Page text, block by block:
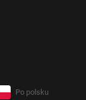
Po polsku